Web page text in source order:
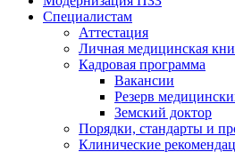
Специалистам
Аттестация
Личная медицинская
Кадровая программа
Вакансии
Резерв
Земский доктор
Порядки, стандарты и
Клинические